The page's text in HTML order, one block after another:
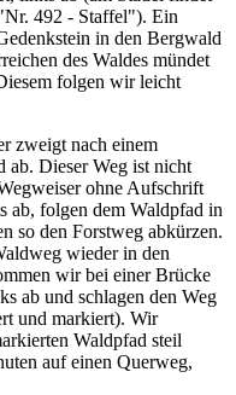
492 - Staffel"). Ein
in den Bergwald
des Waldes mündet
folgen wir leicht
zweigt nach einem
ab. Dieser Weg ist nicht
ohne Aufschrift
ab, folgen dem Waldpfad in
so den Forstweg abkürzen.
wieder in den
wir bei einer Brücke
ab und schlagen den Weg
und markiert). Wir
Waldpfad steil
auf einen Querweg,